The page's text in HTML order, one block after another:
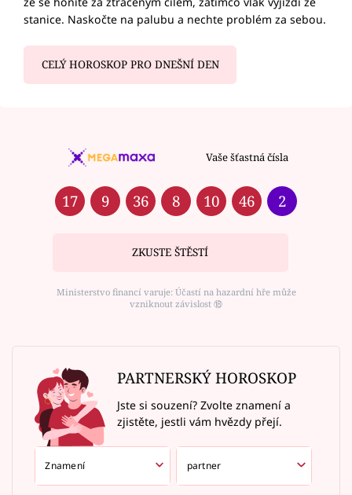
stanice. Naskočte na palubu a nechte problém za sebou.
CELÝ HOROSKOP PRO DNEŠNÍ DEN
Vaše šťastná čísla
17 9 36 8 10 46 2
ZKUSTE ŠTĚSTÍ
Ministerstvo financí varuje: Účastí na hazardní hře může
vzniknout závislost ⑱
PARTNERSKÝ HOROSKOP
Jste si souzení? Zvolte znamení a
zjistěte, jestli vám hvězdy přejí.